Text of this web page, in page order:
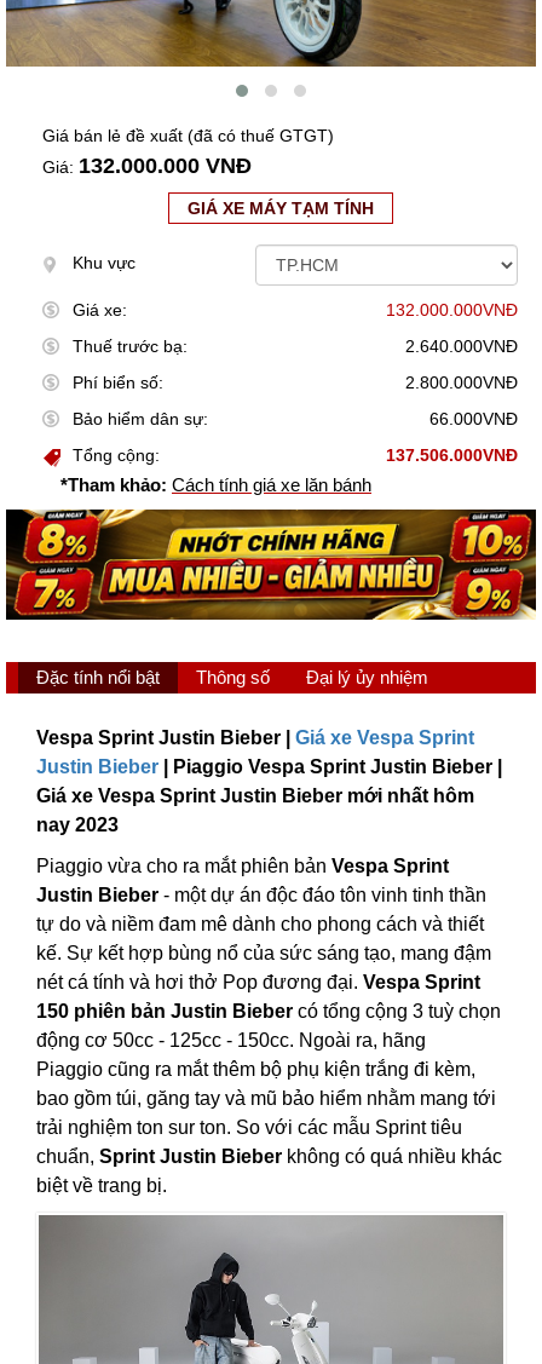
Giá bán lẻ đề xuất (đã có thuế GTGT)
Giá: 132.000.000 VNĐ
GIÁ XE MÁY TẠM TÍNH
Khu vực
Giá xe:
132.000.000VNĐ
Thuế trước bạ:
2.640.000VNĐ
Phí biển số:
2.800.000VNĐ
Bảo hiểm dân sự:
66.000VNĐ
Tổng cộng:
137.506.000VNĐ
*Tham khảo: Cách tính giá xe lăn bánh
Đặc tính nổi bật Thông số Đại lý ủy nhiệm
Vespa Sprint Justin Bieber | Giá xe Vespa Sprint
Justin Bieber | Piaggio Vespa Sprint Justin Bieber |
Giá xe Vespa Sprint Justin Bieber mới nhất hôm
nay 2023
Piaggio vừa cho ra mắt phiên bản Vespa Sprint
Justin Bieber - một dự án độc đáo tôn vinh tinh thần
tự do và niềm đam mê dành cho phong cách và thiết
kế. Sự kết hợp bùng nổ của sức sáng tạo, mang đậm
nét cá tính và hơi thở Pop đương đại. Vespa Sprint
150 phiên bản Justin Bieber có tổng cộng 3 tuỳ chọn
động cơ 50cc - 125cc - 150cc. Ngoài ra, hãng
Piaggio cũng ra mắt thêm bộ phụ kiện trắng đi kèm,
bao gồm túi, găng tay và mũ bảo hiểm nhằm mang tới
trải nghiệm ton sur ton. So với các mẫu Sprint tiêu
chuẩn, Sprint Justin Bieber không có quá nhiều khác
biệt về trang bị.